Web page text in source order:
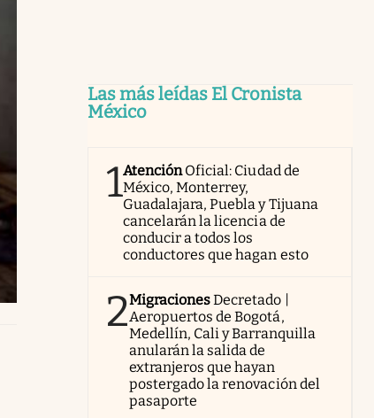
Las más leídas El Cronista
México
1AtenciónOficial: Ciudad de
México, Monterrey,
Guadalajara, Puebla y Tijuana
cancelarán la licencia de
conducir a todos los
conductores que hagan esto
2MigracionesDecretado |
Aeropuertos de Bogotá,
Medellín, Cali y Barranquilla
anularán la salida de
extranjeros que hayan
postergado la renovación del
pasaporte